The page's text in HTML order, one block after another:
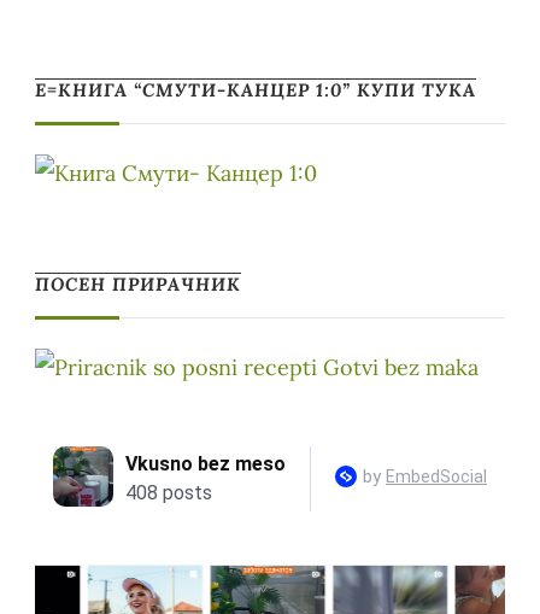
Е=КНИГА “СМУТИ-КАНЦЕР 1:0” КУПИ ТУКА
ПОСЕН ПРИРАЧНИК